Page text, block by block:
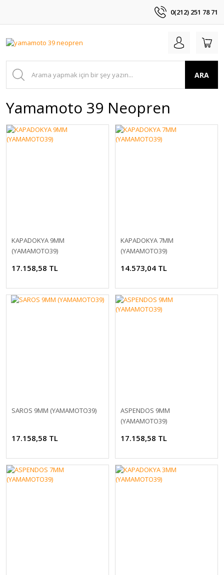
0(212) 251 78 71
ARA
Yamamoto 39 Neopren
KAPADOKYA 9MM
(YAMAMOTO39)
17.158,58 TL
KAPADOKYA 7MM
(YAMAMOTO39)
14.573,04 TL
SAROS 9MM (YAMAMOTO39)
17.158,58 TL
ASPENDOS 9MM
(YAMAMOTO39)
17.158,58 TL